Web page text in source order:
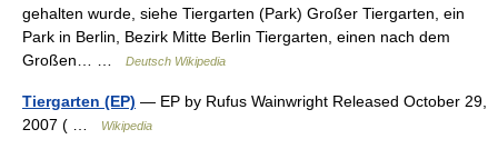
gehalten wurde, siehe Tiergarten (Park) Großer Tiergarten, ein
Park in Berlin, Bezirk Mitte Berlin Tiergarten, einen nach dem
Großen… …
Deutsch Wikipedia
Tiergarten (EP) — EP by Rufus Wainwright Released October 29,
2007 ( …
Wikipedia